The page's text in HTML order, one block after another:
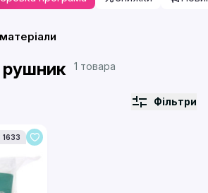
рушник 1 товара
Фільтри
1633